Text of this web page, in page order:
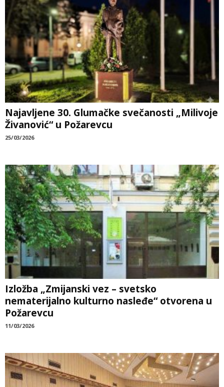
Najavljene 30. Glumačke svečanosti „Milivoje
Živanović“ u Požarevcu
25/03/2026
Izložba „Zmijanski vez – svetsko
nematerijalno kulturno nasleđe“ otvorena u
Požarevcu
11/03/2026